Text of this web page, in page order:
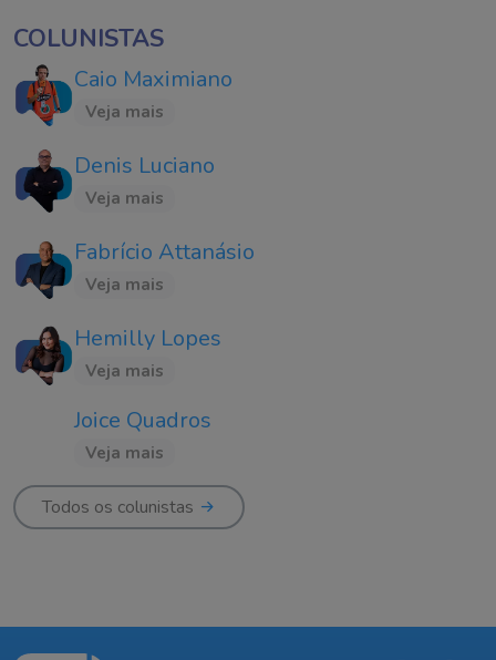
COLUNISTAS
Caio Maximiano
Veja mais
Denis Luciano
Veja mais
Fabrício Attanásio
Veja mais
Hemilly Lopes
Veja mais
Joice Quadros
Veja mais
Todos os colunistas